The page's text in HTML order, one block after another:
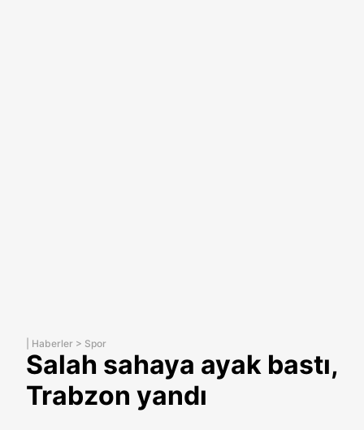
Haberler > Spor
Salah sahaya ayak bastı,
Trabzon yandı